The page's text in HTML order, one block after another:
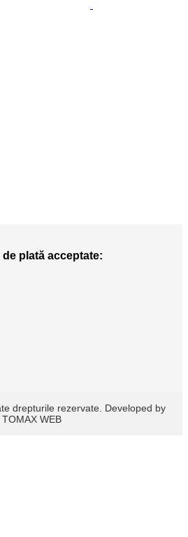
de plată acceptate:
drepturile rezervate. Developed by
TOMAX WEB